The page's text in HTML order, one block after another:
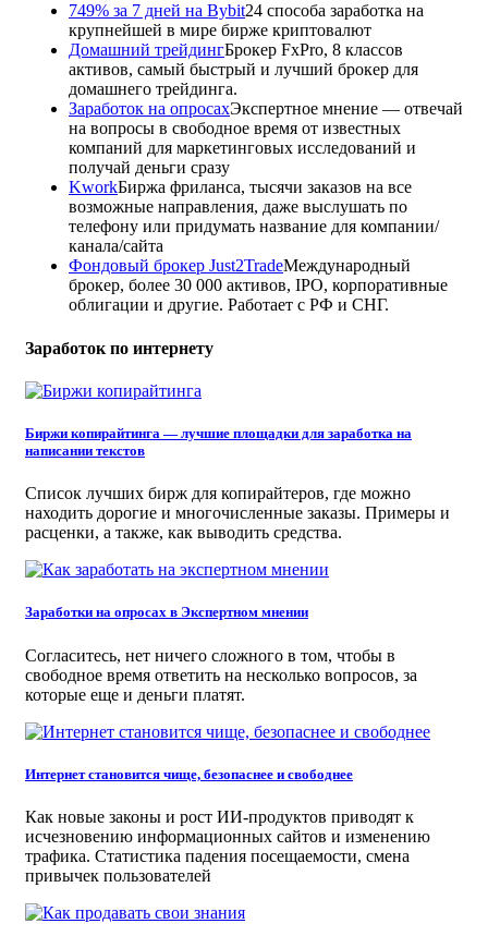
749% за 7 дней на Bybit24 способа заработка на
крупнейшей в мире бирже криптовалют
Домашний трейдингБрокер FxPro, 8 классов
активов, самый быстрый и лучший брокер для
домашнего трейдинга.
Заработок на опросахЭкспертное мнение — отвечай
на вопросы в свободное время от известных
компаний для маркетинговых исследований и
получай деньги сразу
KworkБиржа фриланса, тысячи заказов на все
возможные направления, даже выслушать по
телефону или придумать название для компании/
канала/сайта
Фондовый брокер Just2TradeМеждународный
брокер, более 30 000 активов, IPO, корпоративные
облигации и другие. Работает с РФ и СНГ.
Заработок по интернету
Биржи копирайтинга — лучшие площадки для заработка на
написании текстов
Список лучших бирж для копирайтеров, где можно
находить дорогие и многочисленные заказы. Примеры и
расценки, а также, как выводить средства.
Заработки на опросах в Экспертном мнении
Согласитесь, нет ничего сложного в том, чтобы в
свободное время ответить на несколько вопросов, за
которые еще и деньги платят.
Интернет становится чище, безопаснее и свободнее
Как новые законы и рост ИИ-продуктов приводят к
исчезновению информационных сайтов и изменению
трафика. Статистика падения посещаемости, смена
привычек пользователей